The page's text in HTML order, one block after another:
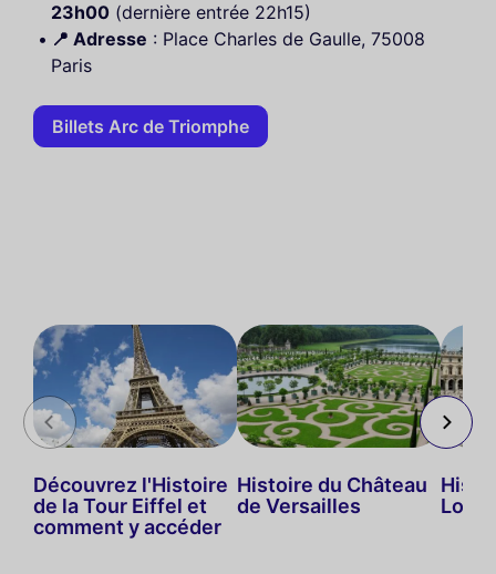
23h00 (dernière entrée 22h15)
📍 Adresse : Place Charles de Gaulle, 75008
Paris
Billets Arc de Triomphe
Découvrez l'Histoire
de la Tour Eiffel et
comment y accéder
Histoire du Château
de Versailles